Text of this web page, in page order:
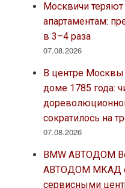
Москвичи
апартаментам:
в 3–4 раза
07.08.2026
В центре Москвы
доме 1785 года:
сократилось на
07.08.2026
BMW АВТОДОМ
АВТОДОМ МКАД
сервисными